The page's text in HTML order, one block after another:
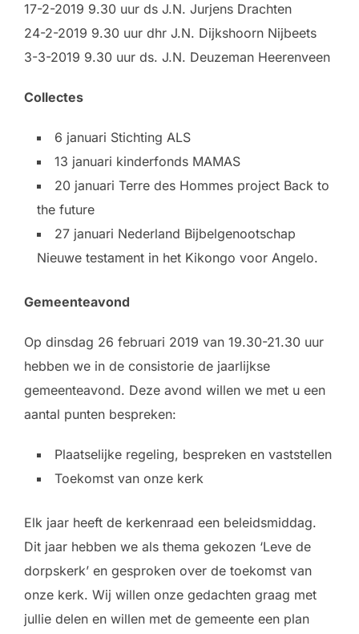
17-2-2019 9.30 uur ds J.N. Jurjens Drachten
24-2-2019 9.30 uur dhr J.N. Dijkshoorn Nijbeets
3-3-2019 9.30 uur ds. J.N. Deuzeman Heerenveen
Collectes
6 januari Stichting ALS
13 januari kinderfonds MAMAS
20 januari Terre des Hommes project Back to
the future
27 januari Nederland Bijbelgenootschap
Nieuwe testament in het Kikongo voor Angelo.
Gemeenteavond
Op dinsdag 26 februari 2019 van 19.30-21.30 uur
hebben we in de consistorie de jaarlijkse
gemeenteavond. Deze avond willen we met u een
aantal punten bespreken:
Plaatselijke regeling, bespreken en vaststellen
Toekomst van onze kerk
Elk jaar heeft de kerkenraad een beleidsmiddag.
Dit jaar hebben we als thema gekozen ‘Leve de
dorpskerk’ en gesproken over de toekomst van
onze kerk. Wij willen onze gedachten graag met
jullie delen en willen met de gemeente een plan